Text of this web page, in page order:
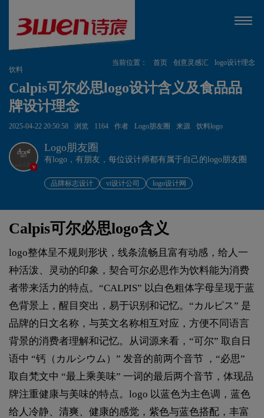
当前位置： 首页 创意灵感汇
logo设计理念
饮料
Calpis可尔必思logo设计含义及食品品
牌设计理念
2025-04-22 20:50:58 浏览 1164 作者 Logo朋友圈 来源 饮料logo
v
Logo朋友圈
有logo，有朋友，每位设计师都有属于自己的logo朋友圈
品牌标志设计 vi设计公司 logo设计网
Calpis可尔必思logo含义
logo整体呈不规则形状，线条流畅且富有动感，给人一
种活泼、灵动的印象，契合可尔必思作为饮料能为消费
者带来活力的特点。“CALPIS” 以白色粗体字母呈现于蓝
色背景上，醒目突出，易于识别和记忆。“カルピス” 是
品牌的日文名称，与英文名称相互对应，方便不同语言
背景的消费者理解和记忆。从词源来看，“可尔” 取自日
语中 “钙（カルシウム）” 发音的前两个音节 ，“必思”
取自梵文中 “最上乘美味” 一词的最后两个音节，体现品
牌注重健康与美味的特点。logo 以蓝色为主色调，蓝色
给人冷静、清爽、健康的感觉，紫色与蓝色搭配，丰富